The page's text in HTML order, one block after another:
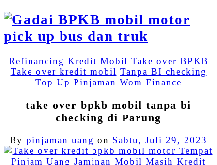
Refinancing Kredit Mobil Take over BPKB
Take over kredit mobil Tanpa BI checking
Top Up Pinjaman Wom Finance
take over bpkb mobil tanpa bi
checking di Parung
By pinjaman uang on Sabtu, Juli 29, 2023